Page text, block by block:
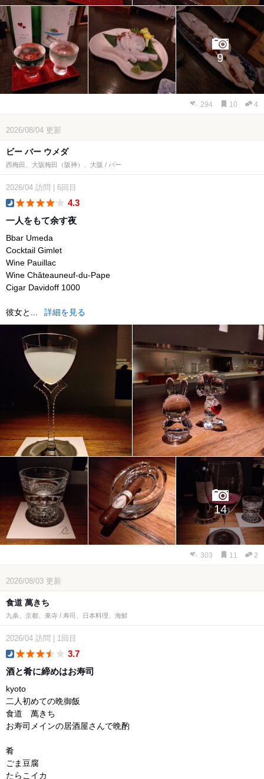
9
294 10 4
2026/08/04 更新
ビー バー ウメダ
西梅田、大阪梅田（阪神）、大阪 / バー
2026/04 訪問 6回目
4.3
一人をもて余す夜
Bbar Umeda
Cocktail Gimlet
Wine Pauillac
Wine Châteauneuf-du-Pape
Cigar Davidoff 1000
彼女と... 詳細を見る
14
303 11 2
2026/08/03 更新
食道 萬きち
九条、京都、東寺 / 寿司、日本料理、海鮮
2026/04 訪問 1回目
3.7
酒と肴に締めはお寿司
kyoto
二人初めての晩御飯
食道 萬きち
お寿司メインの居酒屋さんで晩酌
肴
ごま豆腐
たらこイカ